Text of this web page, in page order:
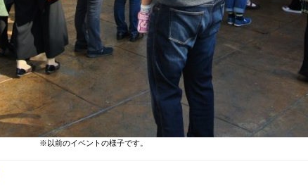
※以前のイベントの様子です。